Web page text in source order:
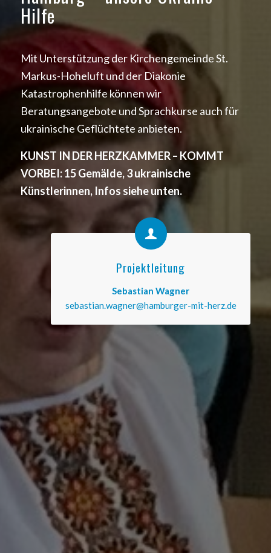
Hilfe
Mit Unterstützung der Kirchengemeinde St.
Markus-Hoheluft und der Diakonie
Katastrophenhilfe können wir
Beratungsangebote und Sprachkurse auch für
ukrainische Geflüchtete anbieten.
KUNST IN DER HERZKAMMER – KOMMT
VORBEI: 15 Gemälde, 3 ukrainische
Künstlerinnen, Infos siehe unten.
Projektleitung
Sebastian Wagner
sebastian.wagner@hamburger-mit-herz.de